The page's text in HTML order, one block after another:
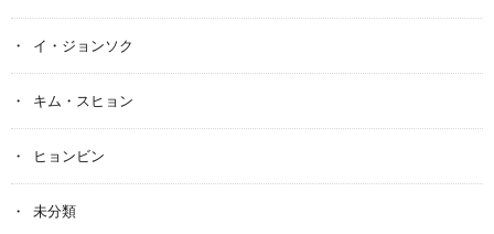
イ・ジョンソク
キム・スヒョン
ヒョンビン
未分類